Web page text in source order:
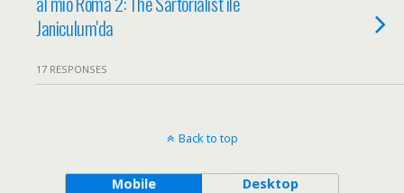
Janiculum'da
17 RESPONSES
Back to top
Mobile Desktop